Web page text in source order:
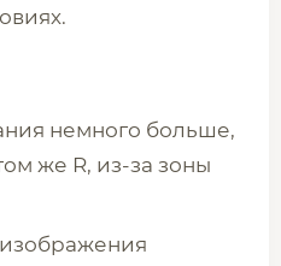
немного больше,
же R, из-за зоны